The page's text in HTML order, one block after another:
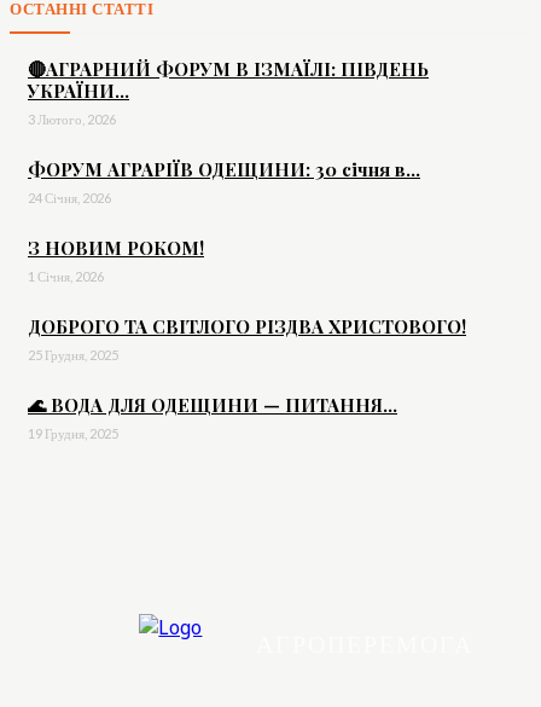
ОСТАННІ СТАТТІ
🔴АГРАРНИЙ ФОРУМ В ІЗМАЇЛІ: ПІВДЕНЬ
УКРАЇНИ...
3 Лютого, 2026
ФОРУМ АГРАРІЇВ ОДЕЩИНИ: 30 січня в...
24 Січня, 2026
З НОВИМ РОКОМ!
1 Січня, 2026
ДОБРОГО ТА СВІТЛОГО РІЗДВА ХРИСТОВОГО!
25 Грудня, 2025
🌊 ВОДА ДЛЯ ОДЕЩИНИ — ПИТАННЯ...
19 Грудня, 2025